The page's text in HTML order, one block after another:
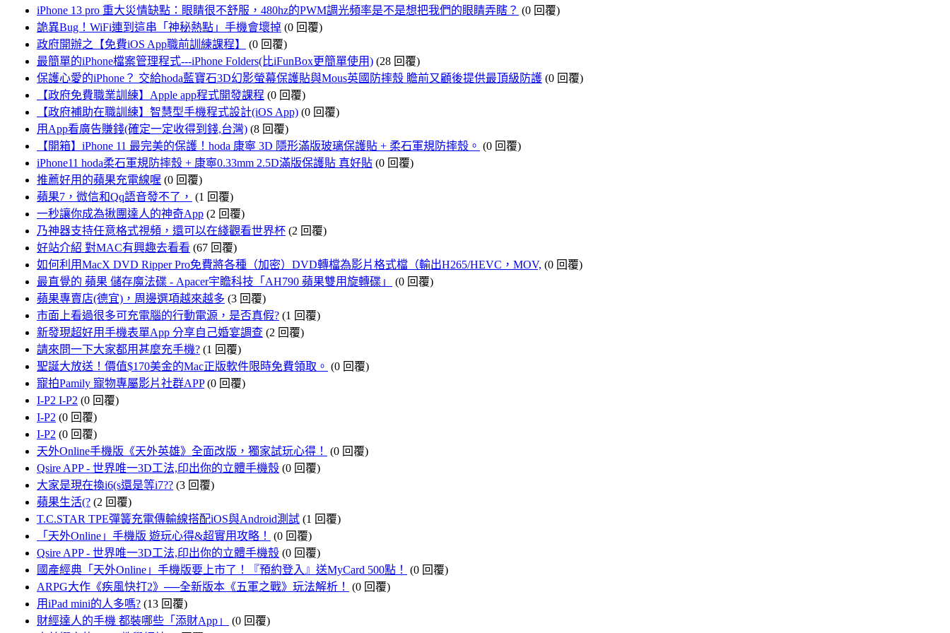
iPhone 13 pro 重大災情缺點：眼睛很不舒服，480hz的PWM調光頻率是不是想把我們的眼睛弄瞎？ (0 回覆)
詭異Bug！WiFi連到這串「神秘熱點」手機會壞掉 (0 回覆)
政府開辦之【免費iOS App職前訓練課程】
(0 回覆)
最簡單的iPhone檔案管理程式---iPhone Folders(比iFunBox更簡單使用) (28 回覆)
保護心愛的iPhone？ 交給hoda藍寶石3D幻影螢幕保護貼與Mous英國防摔殼 瞻前又顧後提供最頂級防護 (0 回覆)
【政府免費職業訓練】Apple app程式開發課程 (0 回覆)
【政府補助在職訓練】智慧型手機程式設計(iOS App) (0 回覆)
用App看廣告賺錢(確定一定收得到錢,台灣) (8 回覆)
【開箱】iPhone 11 最完美的保護！hoda 康寧 3D 隱形滿版玻璃保護貼 + 柔石軍規防摔殼。 (0 回覆)
iPhone11 hoda柔石軍規防摔殼 + 康寧0.33mm 2.5D滿版保護貼 真好貼 (0 回覆)
推薦好用的蘋果充電線喔 (0 回覆)
蘋果7，微信和Qq語音發不了， (1 回覆)
一秒讓你成為揪團達人的神奇App (2 回覆)
乃神器支持任意格式視頻，還可以在綫觀看世界杯 (2 回覆)
好站介紹 對MAC有興趣去看看 (67 回覆)
如何利用MacX DVD Ripper Pro免費將各種（加密）DVD轉檔為影片格式檔（輸出H265/HEVC，MOV, (0 回覆)
最直覺的 蘋果 儲存魔法碟 - Apacer宇瞻科技「AH790 蘋果雙用旋轉碟」
(0 回覆)
蘋果專賣店(德宜)，周邊選項越來越多 (3 回覆)
市面上看過很多可充電腦的行動電源，是否真假? (1 回覆)
新發現超好用手機表單App 分享自己婚宴調查 (2 回覆)
請來問一下大家都用甚麼充手機? (1 回覆)
聖誕大放送！價值$170美金的Mac正版軟件限時免費領取。 (0 回覆)
寵拍Pamily 寵物專屬影片社群APP (0 回覆)
I-P2 I-P2 (0 回覆)
I-P2 (0 回覆)
I-P2 (0 回覆)
天外Online手機版《天外英雄》全面改版，獨家試玩心得！
(0 回覆)
Qsire APP - 世界唯一3D工法,印出你的立體手機殼 (0 回覆)
大家是現在換i6(s還是等i7?? (3 回覆)
蘋果生活(? (2 回覆)
T.C.STAR TPE彈簧充電傳輸線搭配iOS與Android測試 (1 回覆)
「天外Online」手機版 遊玩心得&超實用攻略！
(0 回覆)
Qsire APP - 世界唯一3D工法,印出你的立體手機殼 (0 回覆)
國產經典「天外Online」手機版要上市了！『預約登入』送MyCard 500點！
(0 回覆)
ARPG大作《疾風快打2》──全新版本《五軍之戰》玩法解析！
(0 回覆)
用iPad mini的人多嗎? (13 回覆)
財經達人的手機 都裝哪些「添財App」
(0 回覆)